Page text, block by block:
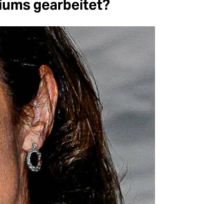
gearbeitet?